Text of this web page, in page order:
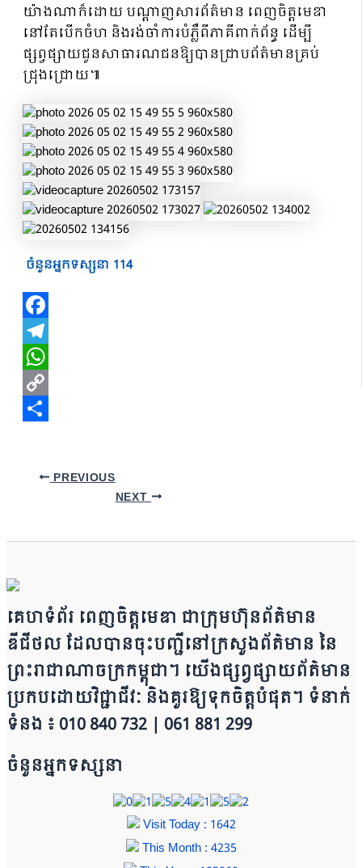
យ៉ាងណាក៏ដោយ បណ្ដាញសារព័ត៌មាន ពេញចិត្តមេឌា
នៅតែបើកចំហ និងរង់ចាំការបំភ្លឺពីភាគីពាក់ព័ន្ធ ដើម្បី
ផ្សព្វផ្សាយជូនសាធារណជនឱ្យបានជ្រាបព័ត៌មានគ្រប់
ជ្រុងជ្រោយ៕
ចំនួនអ្នកទស្សនា 114
Facebook
Telegram
WhatsApp
Copy
PREVIOUS
NEXT
គេហទំព័រ ពេញចិត្តមេឌា ជា​ក្រុ​​​​​ម​​​ហ៊ុន​ព័ត៌មាន​
ឌីជីថល ដែ​លបា​ន​​ចុះបញ្ជីនៅក្រសួងព័ត៌មាន នៃ​​​​
ព្រះរាជាណាចក្រ​ក​ម្ពុជា។ យើ​ង​​​​​ផ្សព្វផ្សាយព័​ត៌​មា​​​​ន
ប្រក​ប​ដោ​​​​​​យ​វិជ្ជាជីវៈ និ​ងគួរ​ឱ្យ​ទុកចិត្ត​បំ​ផុត។ ទំនាក់
ទំនង ៖ 010 840 732 | 0​​​​​61 881 299
ចំនួនអ្នកទស្សនា
Visit Today : 1642
This Month : 4235